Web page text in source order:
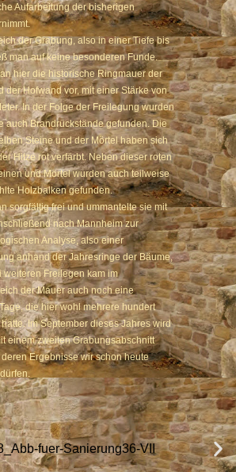
Aufarbeitung der bisherigen
der Grabung, also in einer Tiefe bis
man auf keine besonderen Funde.
hier die historische Ringmauer der
der Hofwand vor, mit einer Stärke von
In der Folge der Freilegung wurden
auch Brandrückstände gefunden. Die
Steine und der Mörtel haben sich
Hitze rot verfärbt. Neben dieser roten
und Mörtel wurden auch teilweise
Holzbalken gefunden.
sorgfältig frei und ummantelte sie mit
nach Mannheim zur
Analyse, also einer
anhand der Jahresringe der Bäume,
weiteren Freilegen kam im
der Mauer auch noch eine
die hier wohl mehrere hundert
Im September dieses Jahres wird
einem zweiten Grabungsabschnitt
deren Ergebnisse wir schon heute